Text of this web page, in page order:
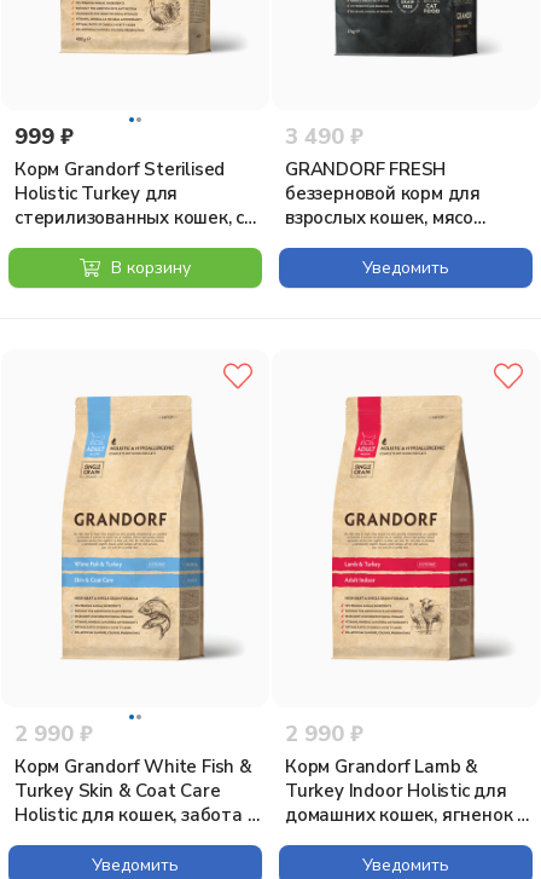
999 ₽
Корм Grandorf Sterilised
Holistic Turkey для
стерилизованных кошек, с
индейкой, 400 г
В корзину
3 490 ₽
GRANDORF FRESH
беззерновой корм для
взрослых кошек, мясо
индейки с бататом, 2 кг
Уведомить
2 990 ₽
Корм Grandorf White Fish &
Turkey Skin & Coat Care
Holistic для кошек, забота о
коже и шерсти, белая рыба
с индейкой, 2 кг
Уведомить
2 990 ₽
Корм Grandorf Lamb &
Turkey Indoor Holistic для
домашних кошек, ягненок с
индейкой, 2 кг
Уведомить